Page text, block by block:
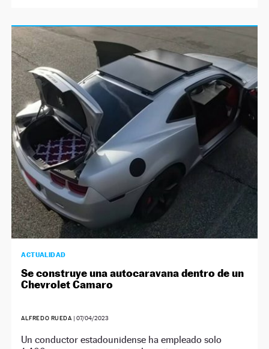
ACTUALIDAD
Se construye una autocaravana dentro de un
Chevrolet Camaro
ALFREDO RUEDA |07/04/2023
Un conductor estadounidense ha empleado solo